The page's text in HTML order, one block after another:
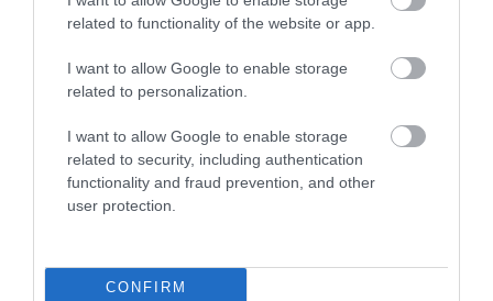
related to functionality of the website or app.
I want to allow Google to enable storage
related to personalization.
I want to allow Google to enable storage
related to security, including authentication
functionality and fraud prevention, and other
user protection.
CONFIRM
"Az ember, aki a tengert nézi, szerelemtől
KÖZÖSSÉGÜNK TÉGED IS VÁR!